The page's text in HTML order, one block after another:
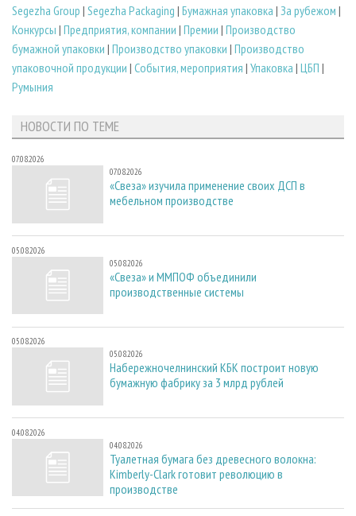
Segezha Group | Segezha Packaging | Бумажная упаковка | За рубежом |
Конкурсы | Предприятия, компании | Премии | Производство
бумажной упаковки | Производство упаковки | Производство
упаковочной продукции | События, мероприятия | Упаковка | ЦБП |
Румыния
НОВОСТИ ПО ТЕМЕ
07.08.2026
07.08.2026
«Свеза» изучила применение своих ДСП в
мебельном производстве
05.08.2026
05.08.2026
«Свеза» и ММПОФ объединили
производственные системы
05.08.2026
05.08.2026
Набережночелнинский КБК построит новую
бумажную фабрику за 3 млрд рублей
04.08.2026
04.08.2026
Туалетная бумага без древесного волокна:
Kimberly-Clark готовит революцию в
производстве